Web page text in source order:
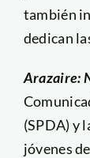
también
dedican
Arazaire:
(SPDA) y
jóvenes